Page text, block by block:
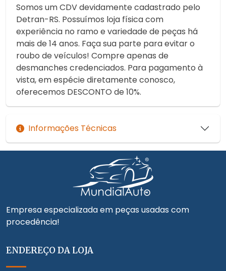
Somos um CDV devidamente cadastrado pelo
Detran-RS. Possuímos loja física com
experiência no ramo e variedade de peças há
mais de 14 anos. Faça sua parte para evitar o
roubo de veículos! Compre apenas de
desmanches credenciados. Para pagamento à
vista, em espécie diretamente conosco,
oferecemos DESCONTO de 10%.
Informações Técnicas
Empresa especializada em peças usadas com
procedência!
ENDEREÇO DA LOJA